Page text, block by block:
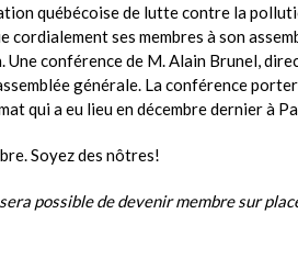
québécoise de lutte contre la
cordialement ses membres à son
Une conférence de M. Alain Brunel,
générale. La conférence
qui a eu lieu en décembre dernier à
Soyez des nôtres!
possible de devenir membre sur